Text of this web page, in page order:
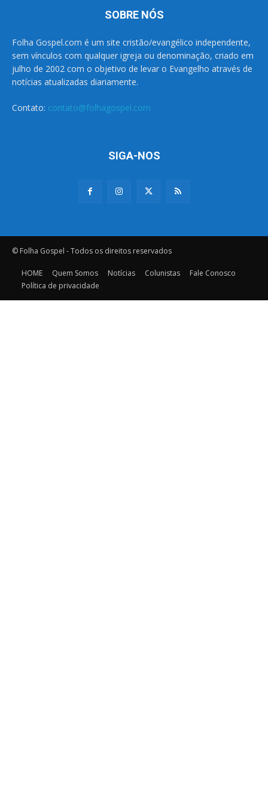
SOBRE NÓS
Folha Gospel.com é um site cristão/evangélico independente,
sem vínculos com qualquer igreja ou denominação, criado em
julho de 2002 com o objetivo de levar o Evangelho através de
notícias atualizadas diariamente.
Contato: contato@folhagospel.com
SIGA-NOS
© Folha Gospel - Todos os direitos reservados
HOME Quem Somos Notícias Colunistas
Fale Conosco
Política de privacidade